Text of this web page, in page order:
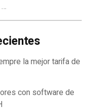
la mejor tarifa de
con software de